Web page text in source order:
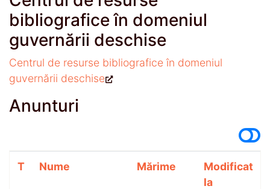
bibliografice în domeniul
guvernării deschise
Centrul de resurse bibliografice în domeniul
guvernării deschise
Anunturi
T Nume Mărime
Modificat
la